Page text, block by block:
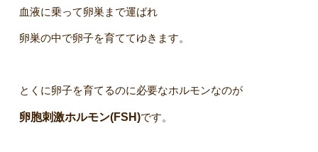
血液に乗って卵巣まで運ばれ
卵巣の中で卵子を育ててゆきます。
とくに卵子を育てるのに必要なホルモンなのが
卵胞刺激ホルモン(FSH)です。